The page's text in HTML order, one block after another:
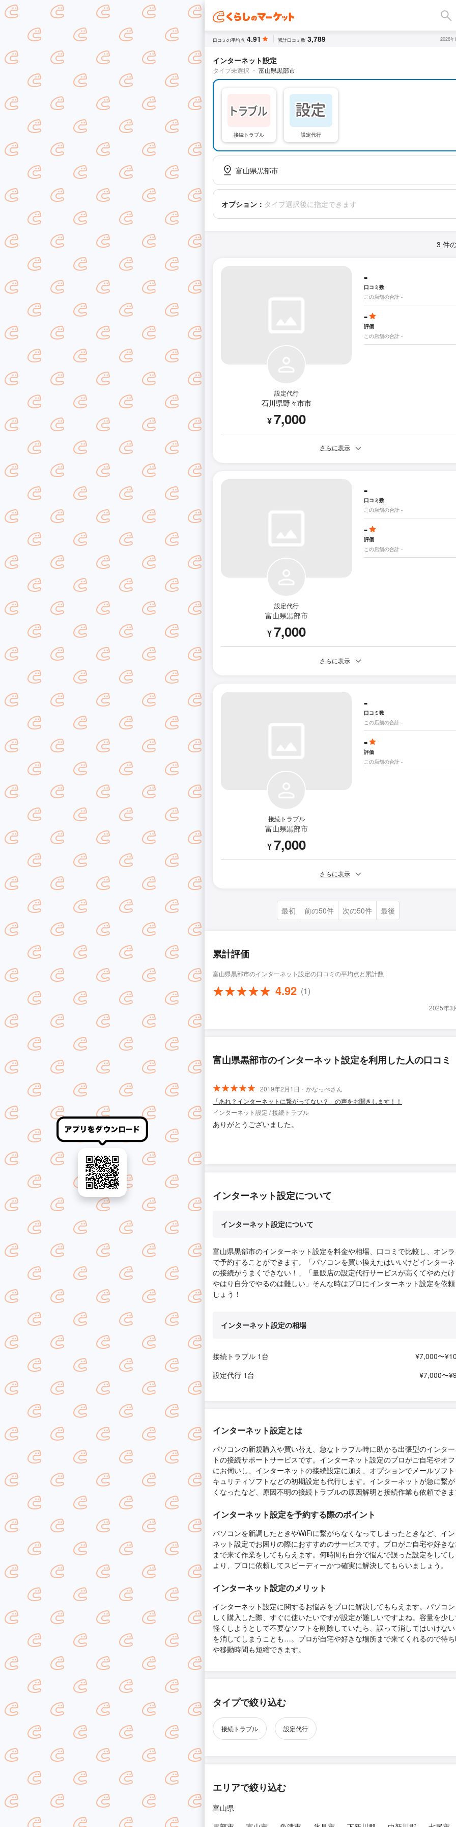
口コミの平均点 4.91 累計口コミ数 3,789 2026
インターネット設定
タイプ未選択 ・ 富山県黒部市
接続トラブル 設定代行
富山県黒部市
オプション： タイプ選択後に指定できます
3 件
設定代行
石川県野々市市
¥7,000
-
口コミ数
この店舗の合計 -
-
評価
この店舗の合計 -
さらに表示
設定代行
富山県黒部市
¥7,000
-
口コミ数
この店舗の合計 -
-
評価
この店舗の合計 -
さらに表示
接続トラブル
富山県黒部市
¥7,000
-
口コミ数
この店舗の合計 -
-
評価
この店舗の合計 -
さらに表示
最初 前の50件 次の50件 最後
累計評価
富山県黒部市のインターネット設定の口コミの平均点と累計数
4.92 (1)
2025年3
富山県黒部市のインターネット設定を利用した人の口コミ
2019年2月1日・かなっぺさん
「あれ？インターネットに繋がってない？」の声をお聞きします！！
インターネット設定 / 接続トラブル
ありがとうございました。
インターネット設定について
インターネット設定について
富山県黒部市のインターネット設定を料金や相場、口コミで比較し、オン
で予約することができます。「パソコンを買い換えたはいいけどインター
の接続がうまくできない！」「量販店の設定代行サービスが高くてやめた
やはり自分でやるのは難しい」そんな時はプロにインターネット設定を依
しょう！
インターネット設定の相場
接続トラブル 1台
¥7,000〜
設定代行 1台
¥7,000〜
インターネット設定とは
パソコンの新規購入や買い替え、急なトラブル時に助かる出張型のインタ
トの接続サポートサービスです。インターネット設定のプロがご自宅やオ
にお伺いし、インターネットの接続設定に加え、オプションでメールソフ
キュリティソフトなどの初期設定も代行します。インターネットが急に繋
くなったなど、原因不明の接続トラブルの原因解明と接続作業も依頼でき
インターネット設定を予約する際のポイント
パソコンを新調したときやWiFiに繋がらなくなってしまったときなど、イ
ネット設定でお困りの際におすすめのサービスです。プロがご自宅や好き
まで来て作業をしてもらえます。何時間も自分で悩んで誤った設定をして
より、プロに依頼してスピーディーかつ確実に解決してもらいましょう。
インターネット設定のメリット
インターネット設定に関するお悩みをプロに解決してもらえます。パソコ
しく購入した際、すぐに使いたいですが設定が難しいですよね。容量を少
軽くしようとして不要なソフトを削除していたら、誤って消してはいけな
を消してしまうことも…。プロが自宅や好きな場所まで来てくれるので待
や移動時間も短縮できます。
タイプで絞り込む
接続トラブル 設定代行
エリアで絞り込む
富山県